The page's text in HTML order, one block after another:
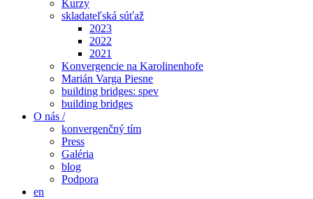
Kurzy
skladateľská súťaž
2023
2022
2021
Konvergencie na Karolinenhofe
Marián Varga Piesne
building bridges: spev
building bridges
O nás /
konvergenčný tím
Press
Galéria
blog
Podpora
en